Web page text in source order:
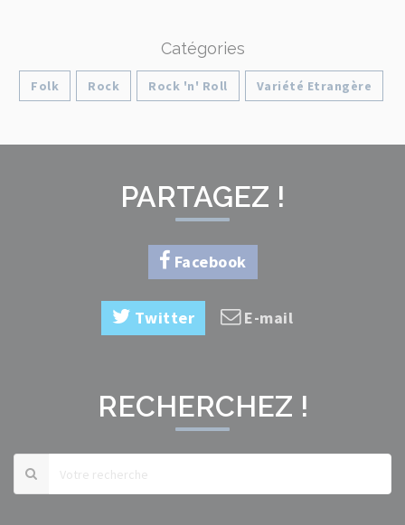
Catégories
Folk Rock Rock 'n' Roll Variété Etrangère
PARTAGEZ !
Facebook
Twitter E-mail
RECHERCHEZ !